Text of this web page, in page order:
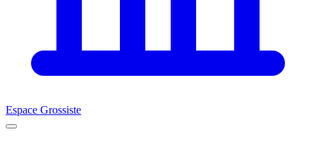
Espace Grossiste